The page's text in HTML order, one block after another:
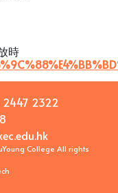
時
2447 2322
College All rights